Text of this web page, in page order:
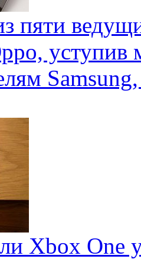
пяти
уступив
Xbox One